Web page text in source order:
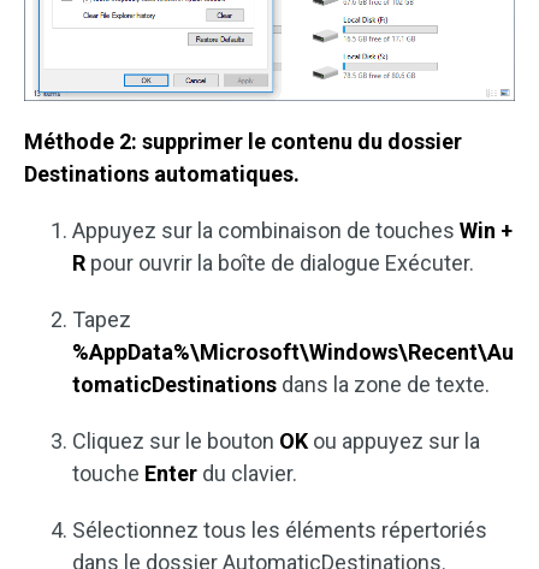
Méthode 2: supprimer le contenu du dossier
Destinations automatiques.
Appuyez sur la combinaison de touches Win +
R pour ouvrir la boîte de dialogue Exécuter.
Tapez
%AppData%\Microsoft\Windows\Recent\Au
tomaticDestinations dans la zone de texte.
Cliquez sur le bouton OK ou appuyez sur la
touche Enter du clavier.
Sélectionnez tous les éléments répertoriés
dans le dossier AutomaticDestinations.